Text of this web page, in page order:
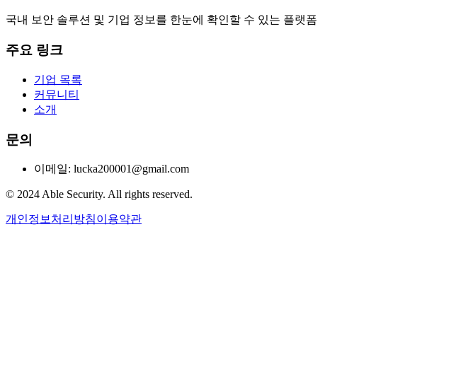
국내 보안 솔루션 및 기업 정보를 한눈에 확인할 수 있는 플랫폼
주요 링크
기업 목록
커뮤니티
소개
문의
이메일: lucka200001@gmail.com
© 2024 Able Security. All rights reserved.
개인정보처리방침이용약관